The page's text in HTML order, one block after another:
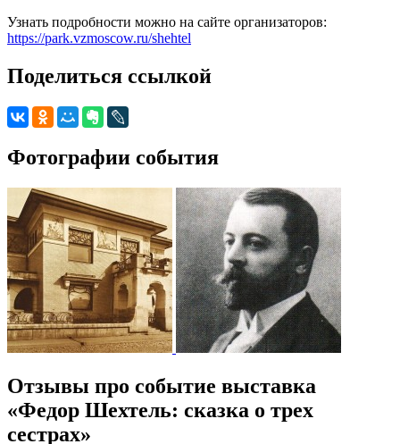
Узнать подробности можно на сайте организаторов:
https://park.vzmoscow.ru/shehtel
Поделиться ссылкой
Фотографии события
Отзывы про событие выставка
«Федор Шехтель: сказка о трех
сестрах»